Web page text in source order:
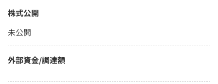
株式公開
未公開
外部資金/調達額